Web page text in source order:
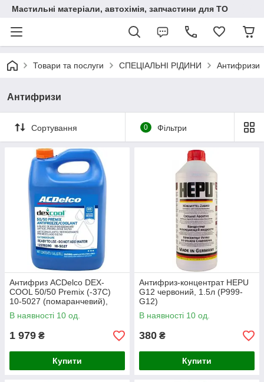
Мастильні матеріали, автохімія, запчастини для ТО
Товари та послуги СПЕЦІАЛЬНІ РІДИНИ Антифризи
Антифризи
Сортування 0 Фільтри
Антифриз ACDelco DEX-
COOL 50/50 Premix (-37С)
10-5027 (помаранчевий),
3.78л (12378390)
В наявності 10 од.
1 979 ₴
Купити
Антифриз-концентрат HEPU
G12 червоний, 1.5л (P999-
G12)
В наявності 10 од.
380 ₴
Купити